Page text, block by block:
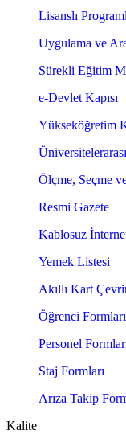
Lisanslı
Uygulama ve
Sürekli Eğitim
e-Devlet Kapısı
Yükseköğretim
Ölçme, Seçme
Resmi Gazete
Kablosuz
Yemek Listesi
Akıllı Kart
Öğrenci Formları
Personel
Staj Formları
Arıza Takip
Kalite